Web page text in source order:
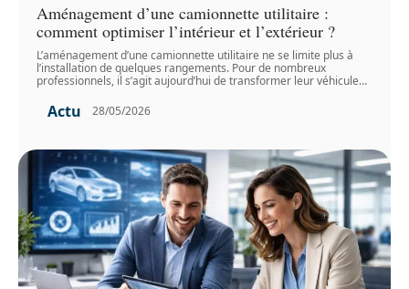
Aménagement d’une camionnette utilitaire :
comment optimiser l’intérieur et l’extérieur ?
L’aménagement d’une camionnette utilitaire ne se limite plus à
l’installation de quelques rangements. Pour de nombreux
professionnels, il s’agit aujourd’hui de transformer leur véhicule…
Actu 28/05/2026